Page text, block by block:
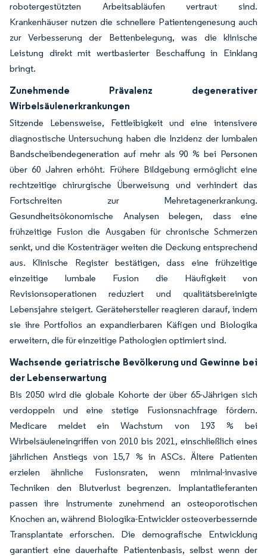
robotergestützten Arbeitsabläufen vertraut sind.
Krankenhäuser nutzen die schnellere Patientengenesung auch
zur Verbesserung der Bettenbelegung, was die klinische
Leistung direkt mit wertbasierter Beschaffung in Einklang
bringt.
Zunehmende Prävalenz degenerativer
Wirbelsäulenerkrankungen
Sitzende Lebensweise, Fettleibigkeit und eine intensivere
diagnostische Untersuchung haben die Inzidenz der lumbalen
Bandscheibendegeneration auf mehr als 90 % bei Personen
über 60 Jahren erhöht. Frühere Bildgebung ermöglicht eine
rechtzeitige chirurgische Überweisung und verhindert das
Fortschreiten zur Mehretagenerkrankung.
Gesundheitsökonomische Analysen belegen, dass eine
frühzeitige Fusion die Ausgaben für chronische Schmerzen
senkt, und die Kostenträger weiten die Deckung entsprechend
aus. Klinische Register bestätigen, dass eine frühzeitige
einzeitige lumbale Fusion die Häufigkeit von
Revisionsoperationen reduziert und qualitätsbereinigte
Lebensjahre steigert. Gerätehersteller reagieren darauf, indem
sie ihre Portfolios an expandierbaren Käfigen und Biologika
erweitern, die für einzeitige Pathologien optimiert sind.
Wachsende geriatrische Bevölkerung und Gewinne bei
der Lebenserwartung
Bis 2050 wird die globale Kohorte der über 65-Jährigen sich
verdoppeln und eine stetige Fusionsnachfrage fördern.
Medicare meldet ein Wachstum von 193 % bei
Wirbelsäuleneingriffen von 2010 bis 2021, einschließlich eines
jährlichen Anstiegs von 15,7 % in ASCs. Ältere Patienten
erzielen ähnliche Fusionsraten, wenn minimal-invasive
Techniken den Blutverlust begrenzen. Implantatlieferanten
passen ihre Instrumente zunehmend an osteoporotischen
Knochen an, während Biologika-Entwickler osteoverbessernde
Transplantate erforschen. Die demografische Entwicklung
garantiert eine dauerhafte Patientenbasis, selbst wenn der